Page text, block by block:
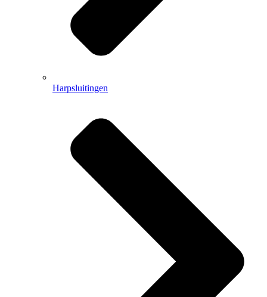
Harpsluitingen